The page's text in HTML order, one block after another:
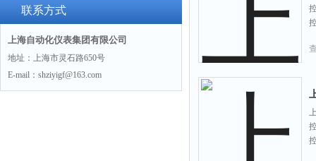
联系方式
上海自动化仪表集团有限公司
地址：上海市灵石路650号
E-mail：shziyigf@163.com